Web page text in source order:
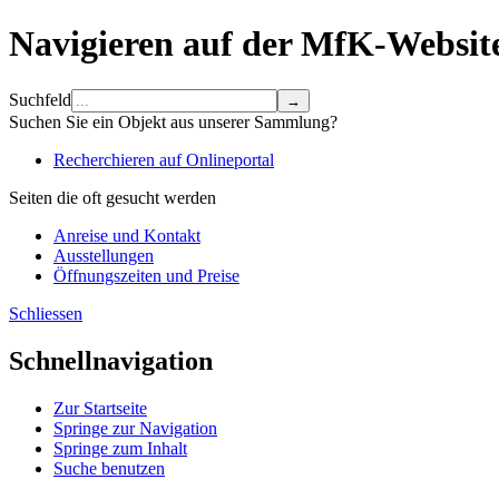
Navigieren auf der MfK-
Suchfeld
Suchen Sie ein Objekt aus unserer Sammlung?
Recherchieren auf Onlineportal
Seiten die oft gesucht werden
Anreise und Kontakt
Ausstellungen
Öffnungszeiten und Preise
Schliessen
Schnellnavigation
Zur Startseite
Springe zur Navigation
Springe zum Inhalt
Suche benutzen